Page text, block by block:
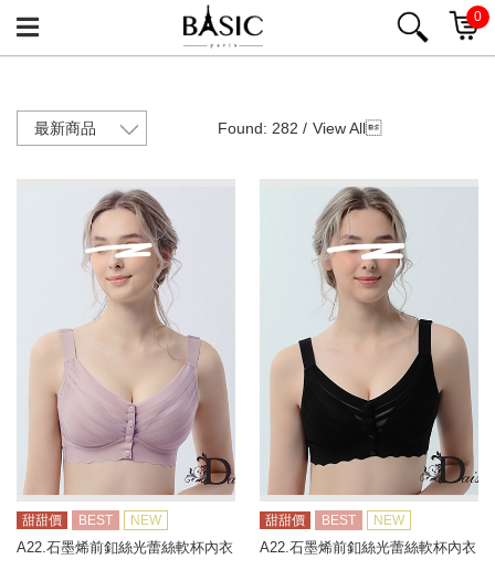
0
Found: 282 / View All
甜甜價 BEST NEW
A22.石墨烯前釦絲光蕾絲軟杯內衣
甜甜價 BEST NEW
A22.石墨烯前釦絲光蕾絲軟杯內衣